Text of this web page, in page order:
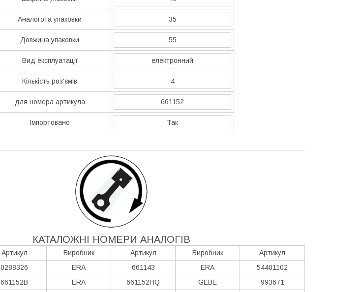
Аналогота упаковки 35
Довжина упаковки 55
Вид експлуатації електронний
Кількість роз'ємів 4
для номера артикула 661152
Імпортовано Так
КАТАЛОЖНІ НОМЕРИ АНАЛОГІВ
Артикул Виробник Артикул Виробник
Артикул
0288326 ERA 661143 ERA
54401102
661152B ERA 661152HQ GEBE 993671